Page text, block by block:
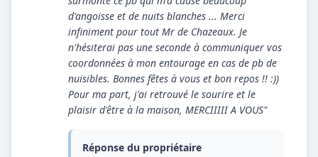
d'angoisse et de nuits blanches ... Merci
infiniment pour tout Mr de Chazeaux. Je
n'hésiterai pas une seconde à communiquer vos
coordonnées à mon entourage en cas de pb de
nuisibles. Bonnes fêtes à vous et bon repos !! :))
Pour ma part, j'ai retrouvé le sourire et le
plaisir d'être à la maison, MERCIIIII A VOUS"
Réponse du propriétaire